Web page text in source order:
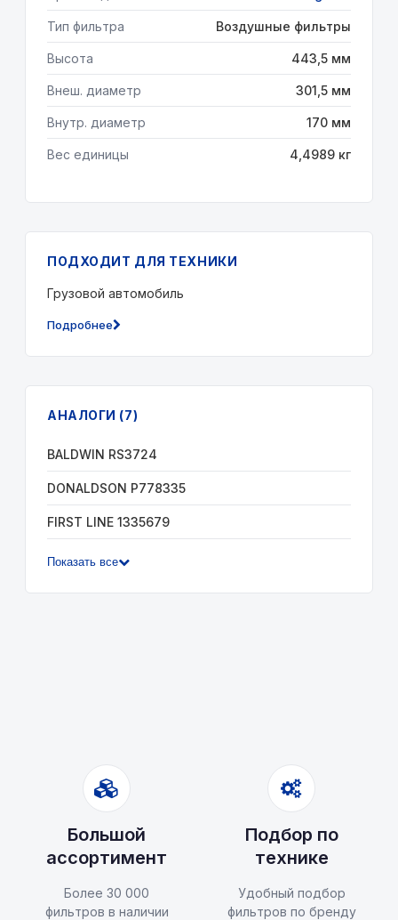
Тип фильтра Воздушные фильтры
Высота 443,5 мм
Внеш. диаметр 301,5 мм
Внутр. диаметр 170 мм
Вес единицы 4,4989 кг
ПОДХОДИТ ДЛЯ ТЕХНИКИ
Грузовой автомобиль
Подробнее
АНАЛОГИ (7)
BALDWIN RS3724
DONALDSON P778335
FIRST LINE 1335679
Показать все
Большой
ассортимент
Более 30 000
фильтров в наличии
Подбор по
технике
Удобный подбор
фильтров по бренду